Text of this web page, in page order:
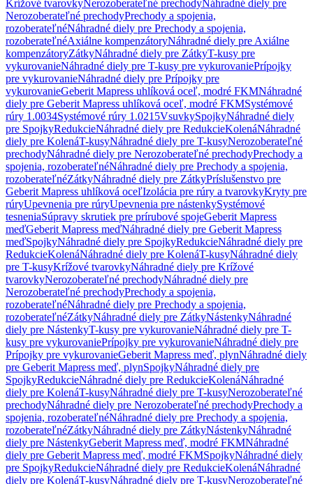
Krížové tvarovkyNerozoberateľné prechodyNáhradné diely pre
Nerozoberateľné prechodyPrechody a spojenia,
rozoberateľnéNáhradné diely pre Prechody a spojenia,
rozoberateľnéAxiálne kompenzátoryNáhradné diely pre Axiálne
kompenzátoryZátkyNáhradné diely pre ZátkyT-kusy pre
vykurovanieNáhradné diely pre T-kusy pre vykurovaniePrípojky
pre vykurovanieNáhradné diely pre Prípojky pre
vykurovanieGeberit Mapress uhlíková oceľ, modré FKMNáhradné
diely pre Geberit Mapress uhlíková oceľ, modré FKMSystémové
rúry 1.0034Systémové rúry 1.0215VsuvkySpojkyNáhradné diely
pre SpojkyRedukcieNáhradné diely pre RedukcieKolenáNáhradné
diely pre KolenáT-kusyNáhradné diely pre T-kusyNerozoberateľné
prechodyNáhradné diely pre Nerozoberateľné prechodyPrechody a
spojenia, rozoberateľnéNáhradné diely pre Prechody a spojenia,
rozoberateľnéZátkyNáhradné diely pre ZátkyPríslušenstvo pre
Geberit Mapress uhlíková oceľIzolácia pre rúry a tvarovkyKryty pre
rúryUpevnenia pre rúryUpevnenia pre nástenkySystémové
tesneniaSúpravy skrutiek pre prírubové spojeGeberit Mapress
meďGeberit Mapress meďNáhradné diely pre Geberit Mapress
meďSpojkyNáhradné diely pre SpojkyRedukcieNáhradné diely pre
RedukcieKolenáNáhradné diely pre KolenáT-kusyNáhradné diely
pre T-kusyKrížové tvarovkyNáhradné diely pre Krížové
tvarovkyNerozoberateľné prechodyNáhradné diely pre
Nerozoberateľné prechodyPrechody a spojenia,
rozoberateľnéNáhradné diely pre Prechody a spojenia,
rozoberateľnéZátkyNáhradné diely pre ZátkyNástenkyNáhradné
diely pre NástenkyT-kusy pre vykurovanieNáhradné diely pre T-
kusy pre vykurovaniePrípojky pre vykurovanieNáhradné diely pre
Prípojky pre vykurovanieGeberit Mapress meď, plynNáhradné diely
pre Geberit Mapress meď, plynSpojkyNáhradné diely pre
SpojkyRedukcieNáhradné diely pre RedukcieKolenáNáhradné
diely pre KolenáT-kusyNáhradné diely pre T-kusyNerozoberateľné
prechodyNáhradné diely pre Nerozoberateľné prechodyPrechody a
spojenia, rozoberateľnéNáhradné diely pre Prechody a spojenia,
rozoberateľnéZátkyNáhradné diely pre ZátkyNástenkyNáhradné
diely pre NástenkyGeberit Mapress meď, modré FKMNáhradné
diely pre Geberit Mapress meď, modré FKMSpojkyNáhradné diely
pre SpojkyRedukcieNáhradné diely pre RedukcieKolenáNáhradné
diely pre KolenáT-kusyNáhradné diely pre T-kusyNerozoberateľné